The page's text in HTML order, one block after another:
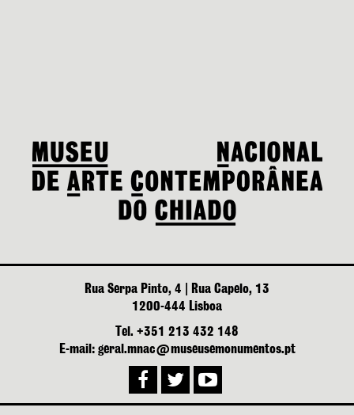
Rua Serpa Pinto, 4 | Rua Capelo, 13
1200-444 Lisboa
Tel. +351 213 432 148
E-mail: geral.mnac@museusemonumentos.pt